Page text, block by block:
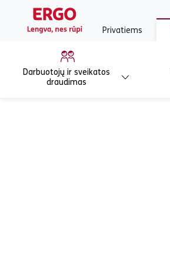
Privatiems
Darbuotojų ir sveikatos
draudimas